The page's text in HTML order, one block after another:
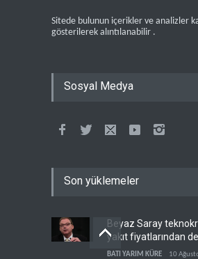
Sitede bulunun içerikler ve analizler
gösterilerek alıntılanabilir .
Sosyal Medya
Son yüklemeler
Beyaz Saray
yakıt fiyatlarından
BATI YARIM KÜRE 10